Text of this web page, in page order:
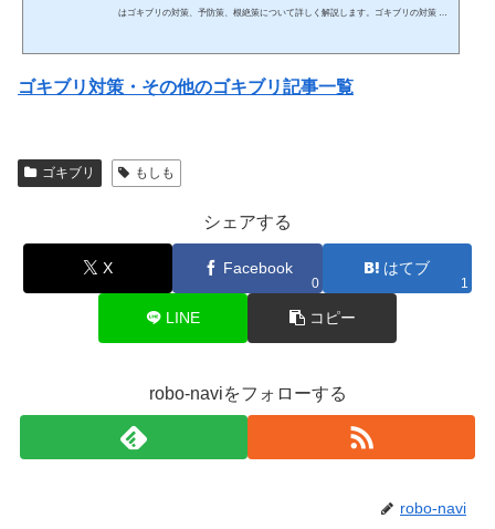
はゴキブリの対策、予防策、根絶策について詳しく解説します。ゴキブリの対策 衛
べ物を放置しないことが重要です。ペットフードも密閉して保管します。 ゴミの管
ゴキブリ対策・その他のゴキブリ記事一覧
ゴキブリ もしも
シェアする
X Facebook
0
はてブ
1
LINE コピー
robo-naviをフォローする
robo-navi